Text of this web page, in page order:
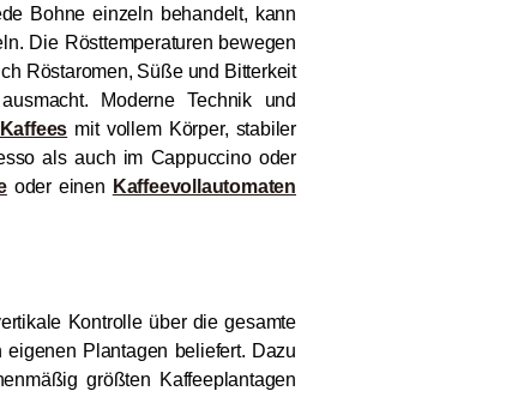
Bohne einzeln behandelt, kann
Die Rösttemperaturen bewegen
Röstaromen, Süße und Bitterkeit
Moderne Technik und
Kaffees mit vollem Körper, stabiler
als auch im Cappuccino oder
oder einen Kaffeevollautomaten
Kontrolle über die gesamte
Plantagen beliefert. Dazu
größten Kaffeeplantagen